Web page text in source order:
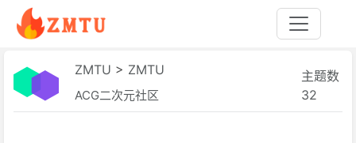
ZMTU > ZMTU
ACG二次元社区
主题数
32